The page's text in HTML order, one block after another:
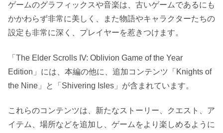
ゲームのグラフィックスや音楽は、古いゲームであるにも
かかわらず非常に美しく、また物語やキャラクターたちの
設定も非常に深く、プレイヤーを惹きつけます。
「The Elder Scrolls IV: Oblivion Game of the Year
Edition」には、本編の他に、追加コンテンツ「Knights of
the Nine」と「Shivering Isles」が含まれています。
これらのコンテンツは、新たなストーリー、クエスト、ア
イテム、場所などを追加し、ゲームをより楽しめるように